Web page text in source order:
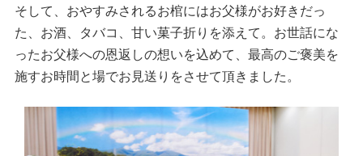
そして、おやすみされるお棺にはお父様がお好きだっ
た、お酒、タバコ、甘い菓子折りを添えて。お世話にな
ったお父様への恩返しの想いを込めて、最高のご褒美を
施すお時間と場でお見送りをさせて頂きました。